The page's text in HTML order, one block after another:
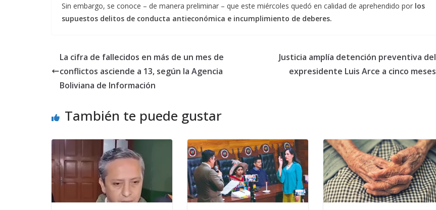
Sin embargo, se conoce – de manera preliminar – que este miércoles quedó en calidad de aprehendido por los
supuestos delitos de conducta antieconómica e incumplimiento de deberes.
La cifra de fallecidos en más de un mes de
conflictos asciende a 13, según la Agencia
Boliviana de Información
Justicia amplía detención preventiva del
expresidente Luis Arce a cinco meses
También te puede gustar